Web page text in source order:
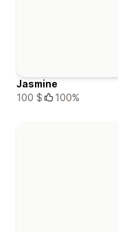
Jasmine
100 $
100%